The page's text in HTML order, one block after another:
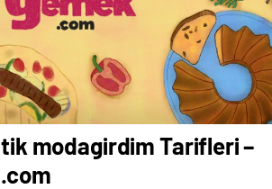
modagirdim Tarifleri –